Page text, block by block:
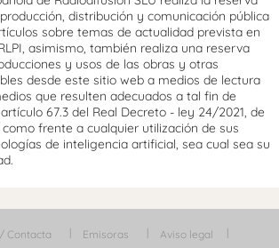
distribución y comunicación pública
sobre temas de actualidad prevista en
asimismo, también realiza una reserva
y usos de las obras y otras
desde este sitio web a medios de lectura
que resulten adecuados a tal fin de
67.3 del Real Decreto - ley 24/2021, de
frente a cualquier utilización de sus
de inteligencia artificial, sea cual sea su
Contacta Emisoras Aviso legal